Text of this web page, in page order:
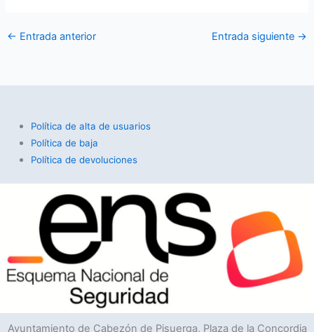
← Entrada anterior Entrada siguiente →
Política de alta de usuarios
Política de baja
Política de devoluciones
Ayuntamiento de Cabezón de Pisuerga, Plaza de la Concordia